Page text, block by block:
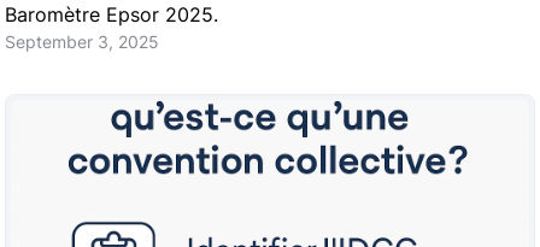
Baromètre Epsor 2025.
September 3, 2025